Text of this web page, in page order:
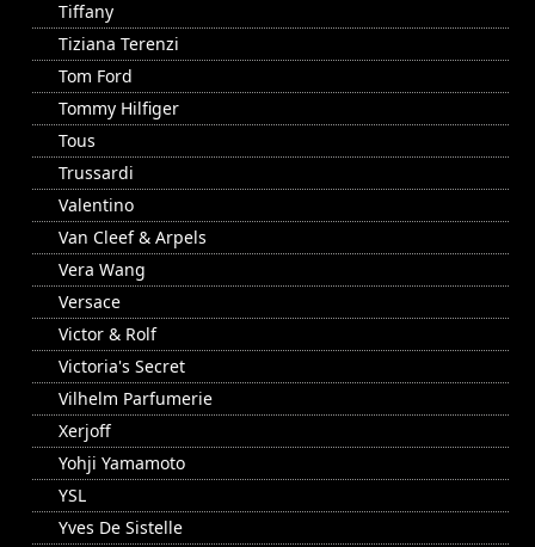
Tiffany
Tiziana Terenzi
Tom Ford
Tommy Hilfiger
Tous
Trussardi
Valentino
Van Cleef & Arpels
Vera Wang
Versace
Victor & Rolf
Victoria's Secret
Vilhelm Parfumerie
Xerjoff
Yohji Yamamoto
YSL
Yves De Sistelle